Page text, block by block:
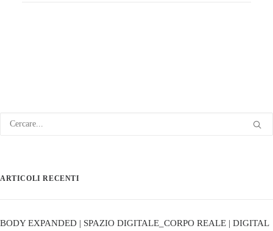
ARTICOLI RECENTI
BODY EXPANDED | SPAZIO DIGITALE_CORPO REALE | DIGITAL